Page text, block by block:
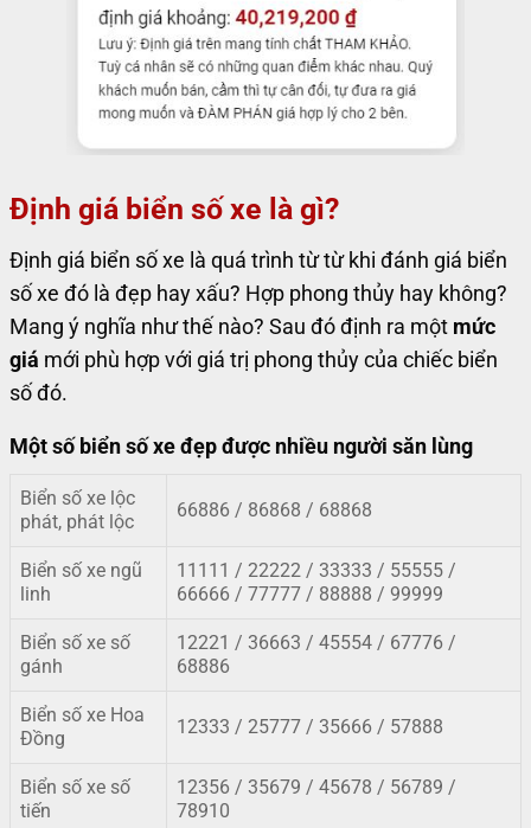
Định giá biển số xe là gì?
Định giá biển số xe là quá trình từ từ khi đánh giá biển
số xe đó là đẹp hay xấu? Hợp phong thủy hay không?
Mang ý nghĩa như thế nào? Sau đó định ra một mức
giá mới phù hợp với giá trị phong thủy của chiếc biển
số đó.
Một số biển số xe đẹp được nhiều người săn lùng
Biển số xe lộc
phát, phát lộc
66886 / 86868 / 68868
Biển số xe ngũ
linh
11111 / 22222 / 33333 / 55555 /
66666 / 77777 / 88888 / 99999
Biển số xe số
gánh
12221 / 36663 / 45554 / 67776 /
68886
Biển số xe Hoa
Đồng
12333 / 25777 / 35666 / 57888
Biển số xe số
tiến
12356 / 35679 / 45678 / 56789 /
78910